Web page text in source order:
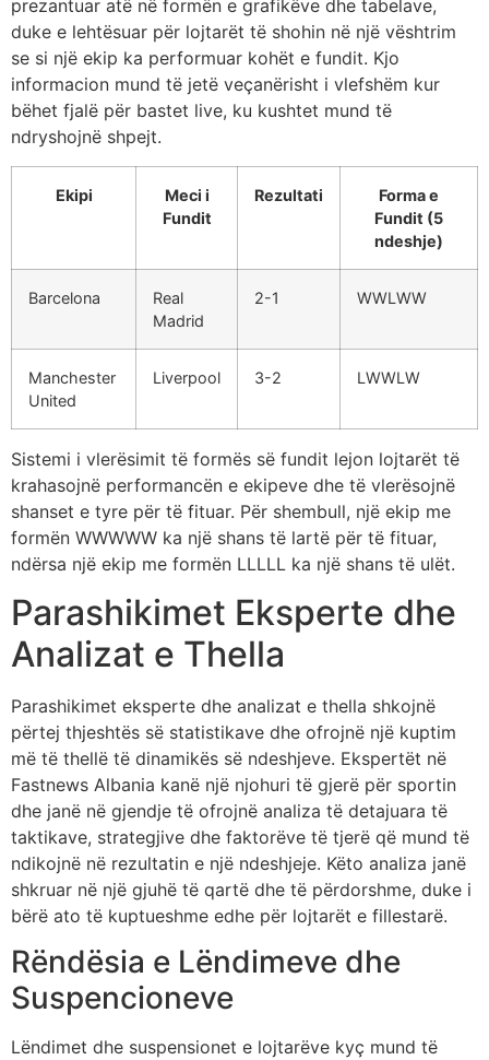
prezantuar atë në formën e grafikëve dhe tabelave,
duke e lehtësuar për lojtarët të shohin në një vështrim
se si një ekip ka performuar kohët e fundit. Kjo
informacion mund të jetë veçanërisht i vlefshëm kur
bëhet fjalë për bastet live, ku kushtet mund të
ndryshojnë shpejt.
Ekipi
Meci i
Fundit
Rezultati
Forma e
Fundit (5
ndeshje)
Barcelona
Real
Madrid
2-1 WWLWW
Manchester
United
Liverpool 3-2 LWWLW
Sistemi i vlerësimit të formës së fundit lejon lojtarët të
krahasojnë performancën e ekipeve dhe të vlerësojnë
shanset e tyre për të fituar. Për shembull, një ekip me
formën WWWWW ka një shans të lartë për të fituar,
ndërsa një ekip me formën LLLLL ka një shans të ulët.
Parashikimet Eksperte dhe
Analizat e Thella
Parashikimet eksperte dhe analizat e thella shkojnë
përtej thjeshtës së statistikave dhe ofrojnë një kuptim
më të thellë të dinamikës së ndeshjeve. Ekspertët në
Fastnews Albania kanë një njohuri të gjerë për sportin
dhe janë në gjendje të ofrojnë analiza të detajuara të
taktikave, strategjive dhe faktorëve të tjerë që mund të
ndikojnë në rezultatin e një ndeshjeje. Këto analiza janë
shkruar në një gjuhë të qartë dhe të përdorshme, duke i
bërë ato të kuptueshme edhe për lojtarët e fillestarë.
Rëndësia e Lëndimeve dhe
Suspencioneve
Lëndimet dhe suspensionet e lojtarëve kyç mund të